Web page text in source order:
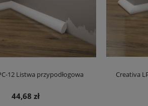
12 Listwa przypodłogowa
44,68 zł
Creativa